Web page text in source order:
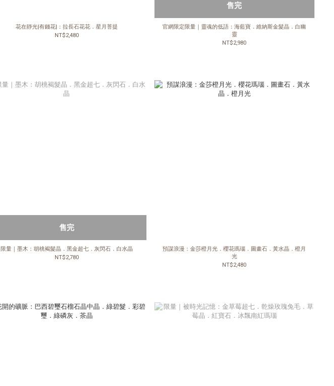
花在靜光|有錢花|：拉長石花花．星月菩提
NT$2,480
售完
官網限定限量｜靈魂的低語：海藍寶．維納斯金髮晶．白幽
靈
NT$2,980
售完
限量｜墨木：胡桃褐髮晶．黑金超七．灰閃石．白水晶
NT$2,780
預謀浪漫：金莎橙月光．櫻花瑪瑙．圖畫石．黃水晶．橙月
光
NT$2,480